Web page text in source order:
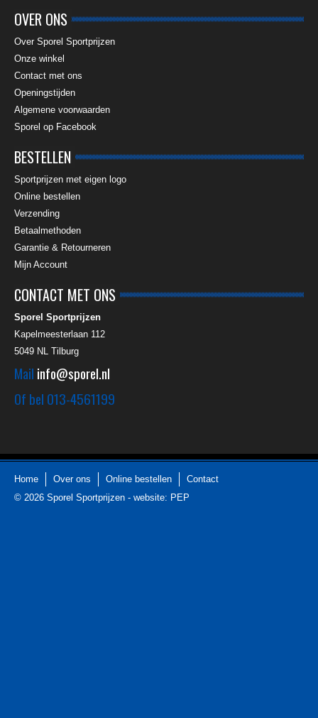
OVER ONS
Over Sporel Sportprijzen
Onze winkel
Contact met ons
Openingstijden
Algemene voorwaarden
Sporel op Facebook
BESTELLEN
Sportprijzen met eigen logo
Online bestellen
Verzending
Betaalmethoden
Garantie & Retourneren
Mijn Account
CONTACT MET ONS
Sporel Sportprijzen
Kapelmeesterlaan 112
5049 NL
Tilburg
Mail info@sporel.nl
Of bel 013-4561199
Home Over ons Online bestellen
Contact
© 2026 Sporel Sportprijzen - website: PEP